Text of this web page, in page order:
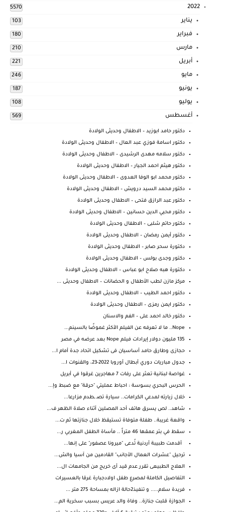
2022
5570
يناير 103
فبراير 180
مارس 210
أبريل 221
مايو 246
يونيو 187
يوليو 108
أغسطس 569
دكتور حامد ابوزيد – الاطفال وحديثى الولادة
دكتور اسامة فوزي عبد العال – الاطفال وحديثى الولادة
دكتور سلامه مهدى الرشيدى – الاطفال وحديثى الولادة
دكتور هيثم احمد الجيار – الاطفال وحديثى الولادة
دكتور محمد ابو الوفا العدوى – الاطفال وحديثى الولادة
دكتور محمد السيد درويش – الاطفال وحديثى الولادة
دكتور عبد الرازق فتحى – الاطفال وحديثى الولادة
دكتور محيي الدين حسانين – الاطفال وحديثى الولادة
دكتور حاتم شلبى – الاطفال وحديثى الولادة
دكتور أيمن رمضان – الاطفال وحديثى الولادة
دكتورة سحر صابر – الاطفال وحديثى الولادة
دكتور وجدى بولس – الاطفال وحديثى الولادة
دكتورة هبه صلاح ابو عباس – الاطفال وحديثى الولادة
مركز مازن لطب الأطفال و الحضانات – الاطفال وحديثى ...
دكتور احمد الطيب – الاطفال وحديثى الولادة
دكتور ايمن رمزى – الاطفال وحديثى الولادة
دكتور خالد احمد على – الفم والاسنان
Nope.. ما لا تعرفه عن الفيلم الأكثر غموضًا بالسينم...
135 مليون دولار إيرادات فيلم Nope بعد عرضه في مصر
حجازى وطارق حامد أساسيان فى تشكيل اتحاد جدة أمام ا...
جدول مباريات دوري أبطال أوروبا 2022-23، والقنوات ا...
غواصة لبنانية تعثر على رفات 7 مهاجرين غرقوا في أبريل
الحرس البحري بسوسة : احباط عمليتي "حرقة" مع ضبط وإ...
خلال زيارته لمدعي الكرامات.. سيارة تصـ ـطدم مزارعا...
شاهد.. لص يسرق هاتف أحد المصلين أثناء صلاة الظهر ف...
واقعة غريبة.. طفلة متوفاة تستيقظ خلال جنازتها ثم ت...
سقط في بئر عمقها 46 متراً .. مأساة الطفل المغربي ر...
أقدمت طبيبة أردنية تُدعى "ميرونا عصفور" على إنها...
ترحيل "عشرات العمال الأجانب" القادمين من آسيا والش...
العلاج الطبيعى تقرر عدم قيد أى خريج من الجامعات ال...
التفاصيل الكاملة لمصرع طفل اولادجبارة غرقا بالعسيرات
فريدة سلام..... و تنفيذ2حالة ازاله بمساحة 275 متر ...
الجوازة قلبت جنازة.. وفاة والد عريس بسبب سخرية الم...